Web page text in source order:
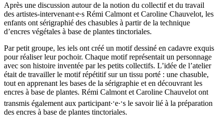
Après une discussion autour de la notion du collectif et du travail
des artistes-intervenant·e·s Rémi Calmont et Caroline Chauvelot, les
enfants ont sérigraphié des chasubles à partir de la technique
d’encres végétales à base de plantes tinctoriales.
Par petit groupe, les iels ont créé un motif dessiné en cadavre exquis
pour réaliser leur pochoir. Chaque motif représentait un personnage
avec son histoire inventée par les petits collectifs. L’idée de l’atelier
était de travailler le motif répétitif sur un tissu porté : une chasuble,
tout en apprenant les bases de la sérigraphie et en découvrant les
encres à base de plantes. Rémi Calmont et Caroline Chauvelot ont
transmis également aux participant· e· s le savoir lié à la préparation
des encres à base de plantes tinctoriales.